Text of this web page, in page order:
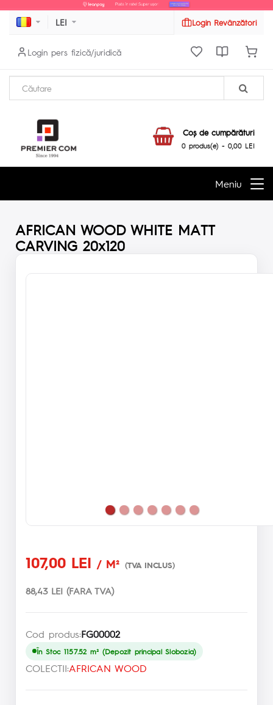
LEI Login Revânzători
Login pers fizică/juridică
Coş de cumpărături
0 produs(e) - 0,00 LEI
Meniu
AFRICAN WOOD WHITE MATT
CARVING 20x120
107,00 LEI / M² (TVA INCLUS)
88,43 LEI (FARA TVA)
Cod produs:FG00002
În Stoc 1157.52 m² (Depozit principal Slobozia)
COLECTII:AFRICAN WOOD